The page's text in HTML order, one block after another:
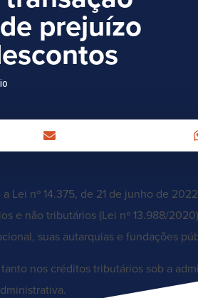
prejuízo
Lei nº 14.375, de 21 de junho de
e não tributários (Lei nº 13.988/
suas autarquias e fundações
nos créditos tributários sob a